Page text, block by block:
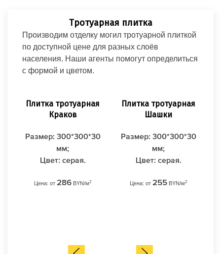
Тротуарная плитка
Производим отделку могил тротуарной плиткой
по доступной цене для разных слоёв
населения. Наши агенты помогут определиться
с формой и цветом.
Плитка тротуарная
Шашки
Размер: 300*300*30
мм;
Цвет: серая.
Цена: от 255BYN/м 2
Плитка тротуарная
Краков
Размер: 300*300*30
мм;
Цвет: серая.
Цена: от 286BYN/м 2